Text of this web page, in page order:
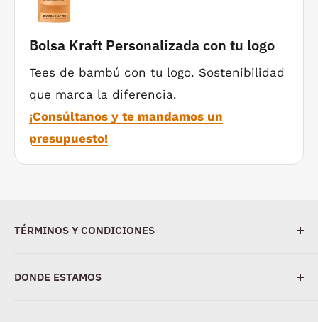
Bolsa Kraft Personalizada con tu logo
Tees de bambú con tu logo. Sostenibilidad
que marca la diferencia.
¡Consúltanos y te mandamos un
presupuesto!
TÉRMINOS Y CONDICIONES
Política de Privacidad
DONDE ESTAMOS